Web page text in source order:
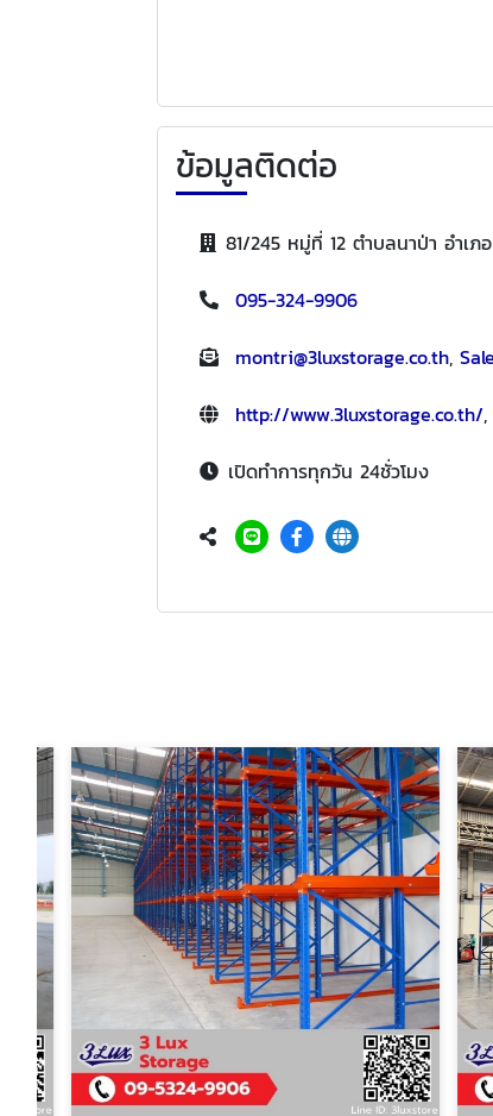
ข้อมูลติดต่อ
81/245 หมู่ที่ 12 ตำบลนาป่า อำเ
095-324-9906
montri@3luxstorage.co.th,
http://www.3luxstorage.co.th/,
เปิดทำการทุกวัน 24ชั่วโมง